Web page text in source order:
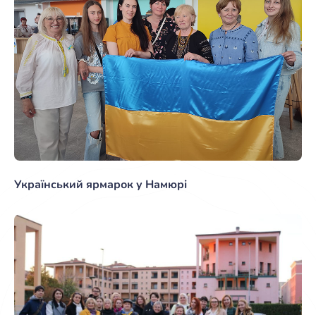
Український ярмарок у Намюрі